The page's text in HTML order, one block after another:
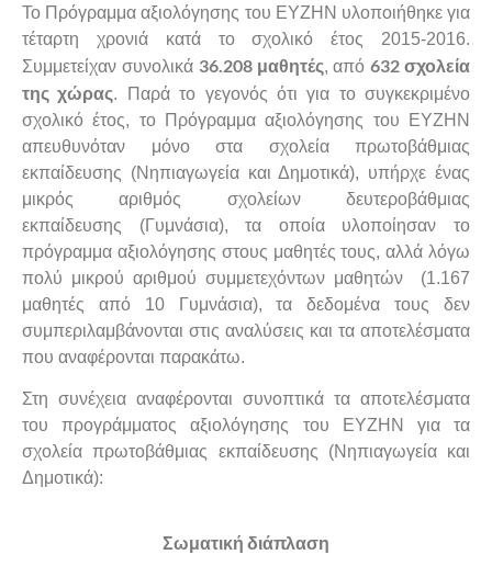
Το Πρόγραμμα αξιολόγησης του ΕΥΖΗΝ υλοποιήθηκε για
τέταρτη χρονιά κατά το σχολικό έτος 2015-2016.
Συμμετείχαν συνολικά 36.208 μαθητές, από632 σχολεία
της χώρας. Παρά το γεγονός ότι για το συγκεκριμένο
σχολικό έτος, το Πρόγραμμα αξιολόγησης του ΕΥΖΗΝ
απευθυνόταν μόνο στα σχολεία πρωτοβάθμιας
εκπαίδευσης (Νηπιαγωγεία και Δημοτικά), υπήρχε ένας
μικρός αριθμός σχολείων δευτεροβάθμιας
εκπαίδευσης (Γυμνάσια), τα οποία υλοποίησαν το
πρόγραμμα αξιολόγησης στους μαθητές τους, αλλά λόγω
πολύ μικρού αριθμού συμμετεχόντων μαθητών (1.167
μαθητές από 10 Γυμνάσια), τα δεδομένα τους δεν
συμπεριλαμβάνονται στις αναλύσεις και τα αποτελέσματα
που αναφέρονται παρακάτω.
Στη συνέχεια αναφέρονται συνοπτικά τα αποτελέσματα
του προγράμματος αξιολόγησης του ΕΥΖΗΝ για τα
σχολεία πρωτοβάθμιας εκπαίδευσης (Νηπιαγωγεία και
Δημοτικά):
Σωματική διάπλαση